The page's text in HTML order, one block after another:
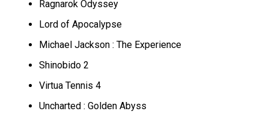
Ragnarok Odyssey
Lord of Apocalypse
Michael Jackson : The Experience
Shinobido 2
Virtua Tennis 4
Uncharted : Golden Abyss